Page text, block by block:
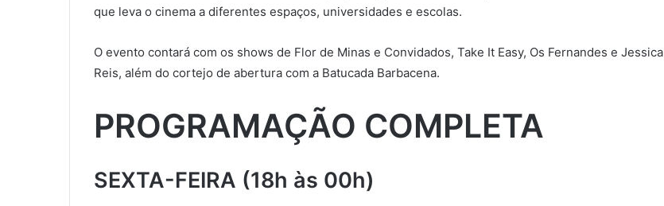
que leva o cinema a diferentes espaços, universidades e escolas.
O evento contará com os shows de Flor de Minas e Convidados, Take It Easy, Os Fernandes e Jessica
Reis, além do cortejo de abertura com a Batucada Barbacena.
PROGRAMAÇÃO COMPLETA
SEXTA-FEIRA (18h às 00h)